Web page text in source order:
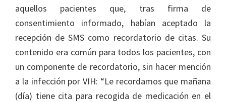
aquellos pacientes que, tras firma de
consentimiento informado, habían aceptado la
recepción de SMS como recordatorio de citas. Su
contenido era común para todos los pacientes, con
un componente de recordatorio, sin hacer mención
a la infección por VIH: “Le recordamos que mañana
(día) tiene cita para recogida de medicación en el